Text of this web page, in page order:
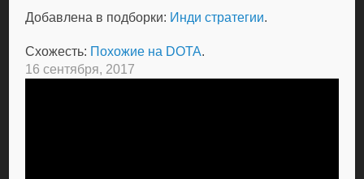
Добавлена в подборки: Инди стратегии.
Схожесть: Похожие на DOTA.
16 сентября, 2017